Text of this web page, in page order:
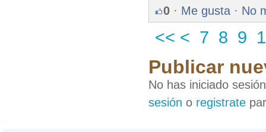
0 · Me gusta · No
<< < 7 8 9
Publicar
No has iniciado
sesión o registrate